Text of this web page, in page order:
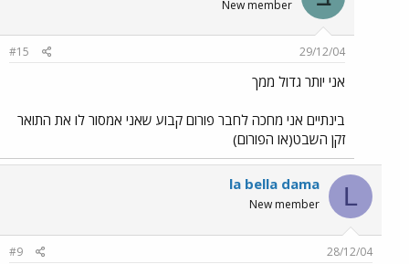
New member
29/12/04
#15
אני יותר גדול ממך
בינתיים אני מחכה לחבר פורום קבוע שאני אמסור לו את התואר
זקן השבט(או הפורום)
L
la bella dama
New member
28/12/04
#9